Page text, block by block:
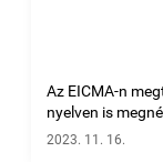
Az EICMA-n
nyelven is
2023. 11. 16.